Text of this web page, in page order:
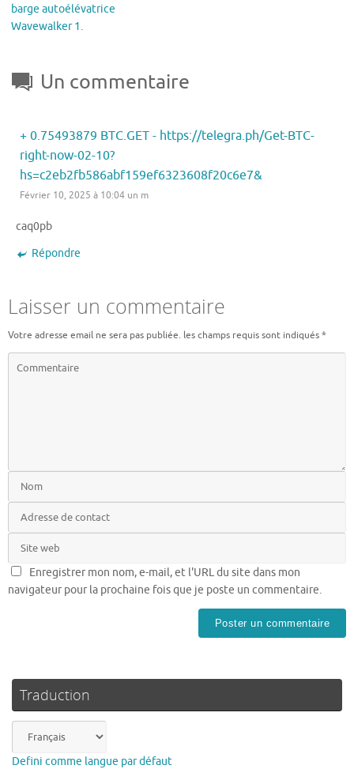
barge autoélévatrice
Wavewalker 1.
Un commentaire
+ 0.75493879 BTC.GET - https://telegra.ph/Get-BTC-
right-now-02-10?
hs=c2eb2fb586abf159ef6323608f20c6e7&
Février 10, 2025 à 10:04 un m
caq0pb
Répondre
Laisser un commentaire
Votre adresse email ne sera pas publiée. les champs requis sont indiqués*
Enregistrer mon nom, e-mail, et l'URL du site dans mon
navigateur pour la prochaine fois que je poste un commentaire.
Traduction
Defini comme langue par défaut